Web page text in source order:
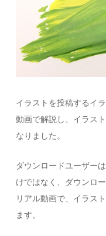
イラストを投稿するイ
動画で解説し、イラス
なりました。
ダウンロードユーザー
けではなく、ダウンロ
リアル動画で、イラス
ます。